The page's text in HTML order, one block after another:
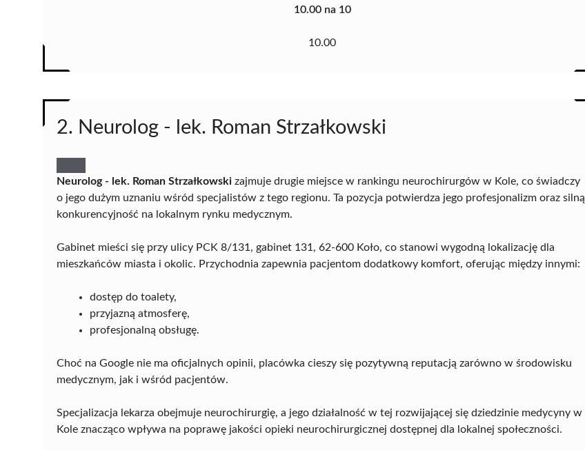
10.00 na 10
10.00
2. Neurolog - lek. Roman Strzałkowski
Neurolog - lek. Roman Strzałkowski zajmuje drugie miejsce w rankingu neurochirurgów w Kole, co świadczy
o jego dużym uznaniu wśród specjalistów z tego regionu. Ta pozycja potwierdza jego profesjonalizm oraz silną
konkurencyjność na lokalnym rynku medycznym.
Gabinet mieści się przy ulicy PCK 8/131, gabinet 131, 62-600 Koło, co stanowi wygodną lokalizację dla
mieszkańców miasta i okolic. Przychodnia zapewnia pacjentom dodatkowy komfort, oferując między innymi:
dostęp do toalety,
przyjazną atmosferę,
profesjonalną obsługę.
Choć na Google nie ma oficjalnych opinii, placówka cieszy się pozytywną reputacją zarówno w środowisku
medycznym, jak i wśród pacjentów.
Specjalizacja lekarza obejmuje neurochirurgię, a jego działalność w tej rozwijającej się dziedzinie medycyny w
Kole znacząco wpływa na poprawę jakości opieki neurochirurgicznej dostępnej dla lokalnej społeczności.